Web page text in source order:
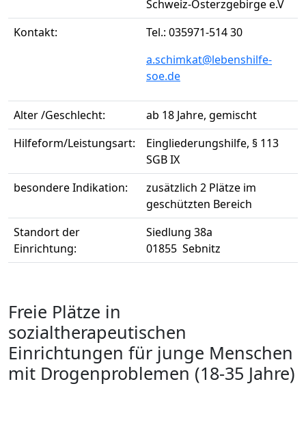
Schweiz-Osterzgebirge e.V
Kontakt:
Tel.: 035971-514 30
a.schimkat@lebenshilfe-
soe.de
Alter /Geschlecht:
ab 18 Jahre, gemischt
Hilfeform/Leistungsart:
Eingliederungshilfe, § 113
SGB IX
besondere Indikation:
zusätzlich 2 Plätze im
geschützten Bereich
Standort der
Einrichtung:
Siedlung 38a
01855 Sebnitz
Freie Plätze in
sozialtherapeutischen
Einrichtungen für junge Menschen
mit Drogenproblemen (18-35 Jahre)